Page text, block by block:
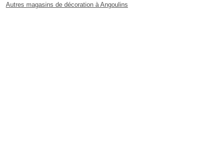
Autres magasins de décoration à Angoulins